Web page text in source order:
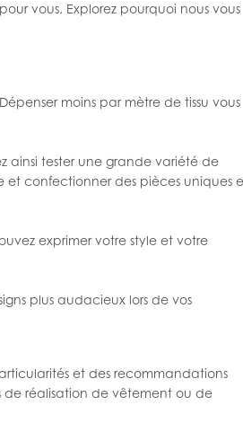
pour vous. Explorez pourquoi nous vous
moins par mètre de tissu vous
ainsi tester une grande variété de
et confectionner des pièces uniques
exprimer votre style et votre
plus audacieux lors de vos
et des recommandations
de réalisation de vêtement ou de